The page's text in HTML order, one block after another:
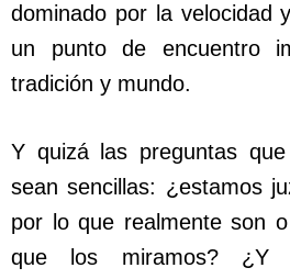
dominado por la velocidad
un punto de encuentro
tradición y mundo.
Y quizá las preguntas
sean sencillas: ¿estamos
por lo que realmente son
que los miramos?